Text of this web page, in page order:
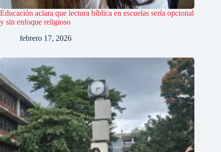
Educación aclara que lectura bíblica en escuelas sería opcional
y sin enfoque religioso
febrero 17, 2026